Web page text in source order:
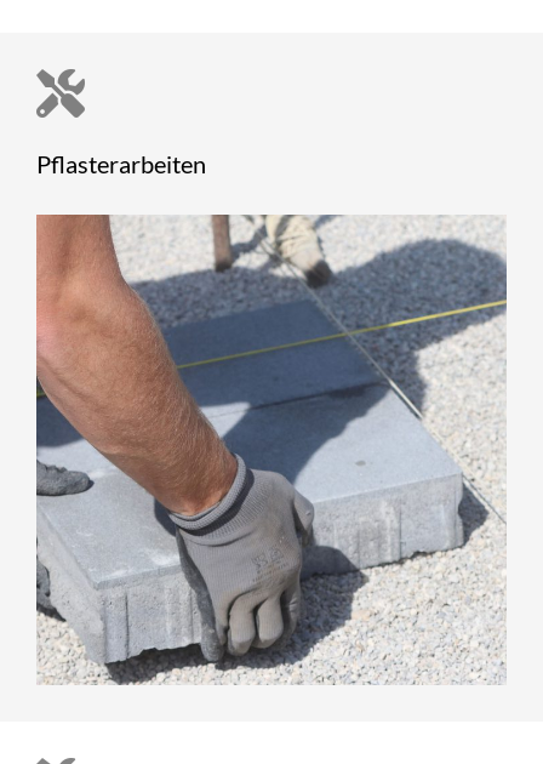
Pflasterarbeiten